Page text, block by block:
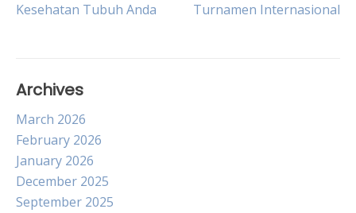
navigation
Kesehatan Tubuh Anda
Turnamen Internasional
Archives
March 2026
February 2026
January 2026
December 2025
September 2025